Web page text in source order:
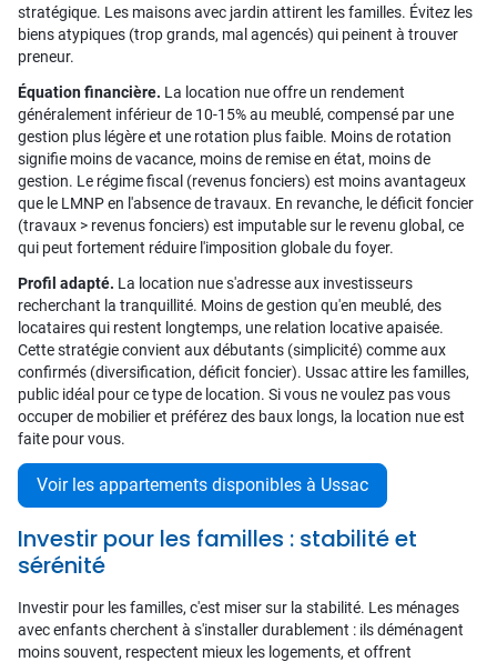
stratégique. Les maisons avec jardin attirent les familles. Évitez les
biens atypiques (trop grands, mal agencés) qui peinent à trouver
preneur.
Équation financière. La location nue offre un rendement
généralement inférieur de 10-15% au meublé, compensé par une
gestion plus légère et une rotation plus faible. Moins de rotation
signifie moins de vacance, moins de remise en état, moins de
gestion. Le régime fiscal (revenus fonciers) est moins avantageux
que le LMNP en l'absence de travaux. En revanche, le déficit foncier
(travaux > revenus fonciers) est imputable sur le revenu global, ce
qui peut fortement réduire l'imposition globale du foyer.
Profil adapté. La location nue s'adresse aux investisseurs
recherchant la tranquillité. Moins de gestion qu'en meublé, des
locataires qui restent longtemps, une relation locative apaisée.
Cette stratégie convient aux débutants (simplicité) comme aux
confirmés (diversification, déficit foncier). Ussac attire les familles,
public idéal pour ce type de location. Si vous ne voulez pas vous
occuper de mobilier et préférez des baux longs, la location nue est
faite pour vous.
Voir les appartements disponibles à Ussac
Investir pour les familles : stabilité et
sérénité
Investir pour les familles, c'est miser sur la stabilité. Les ménages
avec enfants cherchent à s'installer durablement : ils déménagent
moins souvent, respectent mieux les logements, et offrent